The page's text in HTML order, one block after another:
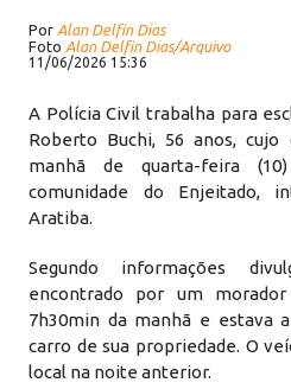
Por Alan Delfin Dias
Foto Alan Delfin Dias/Arquivo
11/06/2026 15:36
A Polícia Civil trabalha para
Roberto Buchi, 56 anos,
manhã de quarta-feira
comunidade do Enjeitado,
Aratiba.
Segundo informações
encontrado por um
7h30min da manhã e estava
carro de sua propriedade. O
local na noite anterior.